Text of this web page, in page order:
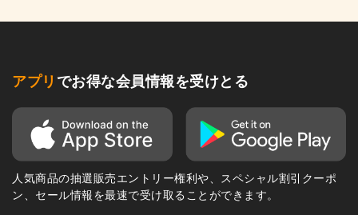
アプリ でお得な会員情報を受けとる
人気商品の抽選販売エントリー権利や、スペシャル割引クーポ
ン、セール情報を最速で受け取ることができます。